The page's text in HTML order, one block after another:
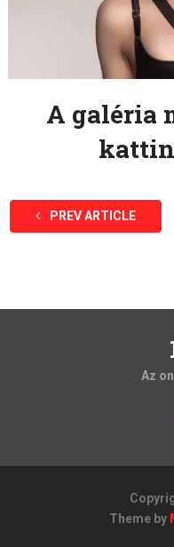
A galéria
PREV ARTICLE
Az
Theme by